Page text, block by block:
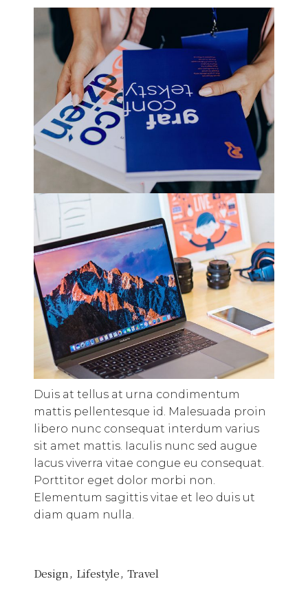
Duis at tellus at urna condimentum
mattis pellentesque id. Malesuada proin
libero nunc consequat interdum varius
sit amet mattis. Iaculis nunc sed augue
lacus viverra vitae congue eu consequat.
Porttitor eget dolor morbi non.
Elementum sagittis vitae et leo duis ut
diam quam nulla.
Design Lifestyle Travel